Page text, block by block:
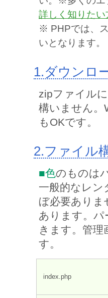
詳しく知りた
※ PHPでは、
いとなります
1.ダウンロ
zipファイル
構いません。
もOKです。
2.ファイル
■色のものは
一般的なレン
ぼ必要ありま
あります。
きます。管
す。
index.php